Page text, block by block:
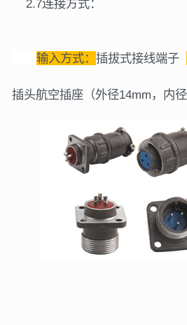
2.7连接方式：
输入方式： 插拔式接线端子
插头航空插座（外径14mm，内径